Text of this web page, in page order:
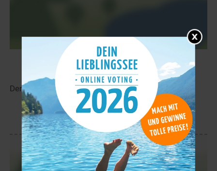
Auvoljärvi 23,1 km
Der Auvoljärvi liegt in der Nähe von Hinnerjoki.
mehr